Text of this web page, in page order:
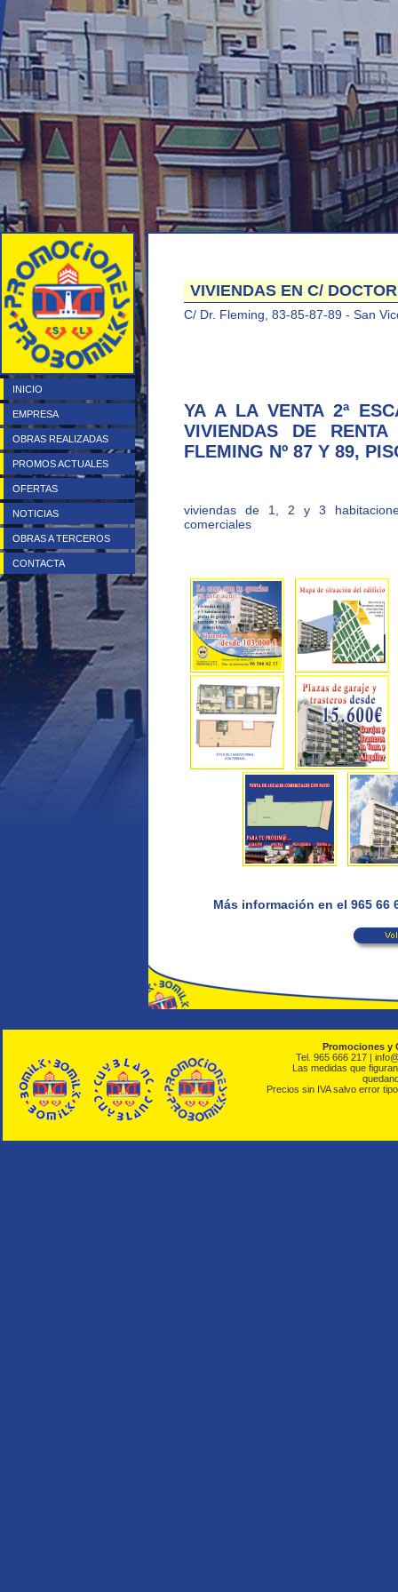
INICIO
EMPRESA
OBRAS REALIZADAS
PROMOS ACTUALES
OFERTAS
NOTICIAS
OBRAS A TERCEROS
CONTACTA
VIVIENDAS EN C/
C/ Dr. Fleming, 83-85-87-89 - San
YA A LA VENTA 2ª
VIVIENDAS DE
FLEMING Nº 87 Y 89,
viviendas de 1, 2 y 3
comerciales
Más información en el 965 66
Promociones y
Tel. 965 666 217 |
Las medidas que
Precios sin IVA salvo error